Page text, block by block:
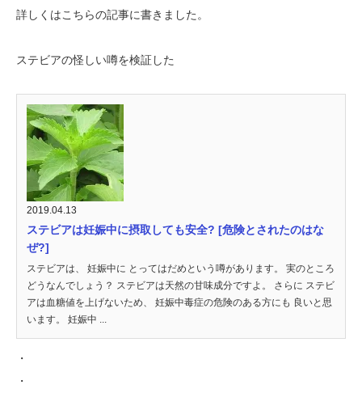
詳しくはこちらの記事に書きました。
ステビアの怪しい噂を検証した
2019.04.13
ステビアは妊娠中に摂取しても安全? [危険とされたのはな
ぜ?]
ステビアは、 妊娠中に とってはだめという噂があります。 実のところ
どうなんでしょう？ ステビアは天然の甘味成分ですよ。 さらに ステビ
アは血糖値を上げないため、 妊娠中毒症の危険のある方にも 良いと思
います。 妊娠中 ...
・
・